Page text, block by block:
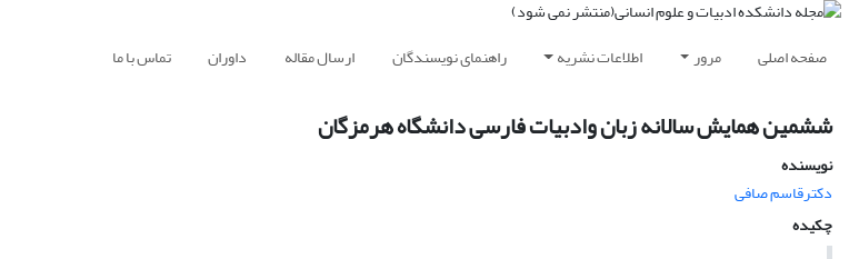
صفحه اصلی مرور اطلاعات نشریه راهنمای نویسندگان ارسال مقاله داوران تماس با ما
ششمین همایش سالانه زبان وادبیات فارسی دانشگاه هرمزگان
نویسنده
دکترقاسم صافی
چکیده